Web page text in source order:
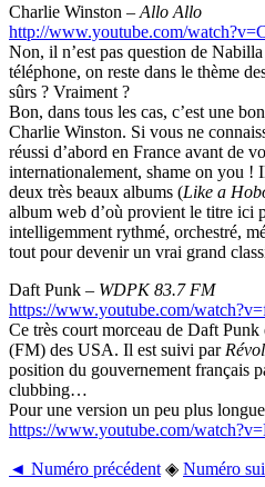
Charlie Winston – Allo Allo
http://www.youtube.com/
Non, il n’est pas question de
téléphone, on reste dans le thème
sûrs ? Vraiment ?
Bon, dans tous les cas, c’est une
Charlie Winston. Si vous ne
réussi d’abord en France avant de
internationalement, shame on you !
deux très beaux albums (Like a
album web d’où provient le titre ici
intelligemment rythmé, orchestré,
tout pour devenir un vrai grand
Daft Punk – WDPK 83.7 FM
https://www.youtube.com/
Ce très court morceau de Daft
(FM) des USA. Il est suivi par
position du gouvernement français
clubbing…
Pour une version un peu plus
https://www.youtube.com/
◄ Numéro précédent ◈ Numéro